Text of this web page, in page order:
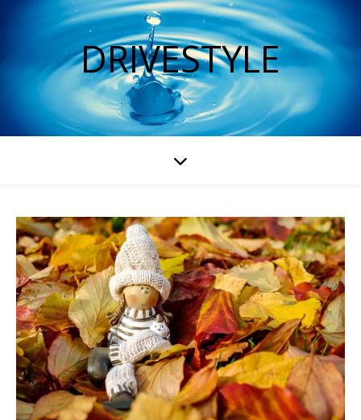
DRIVESTYLE